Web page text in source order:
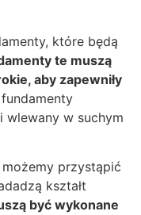
które będą
te muszą
aby zapewniły
wlewany w suchym
przystąpić
kształt
być wykonane